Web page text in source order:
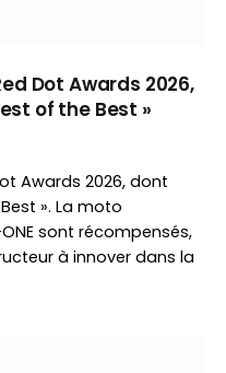
Dot Awards 2026,
of the Best »
Awards 2026, dont
». La moto
sont récompensés,
à innover dans la